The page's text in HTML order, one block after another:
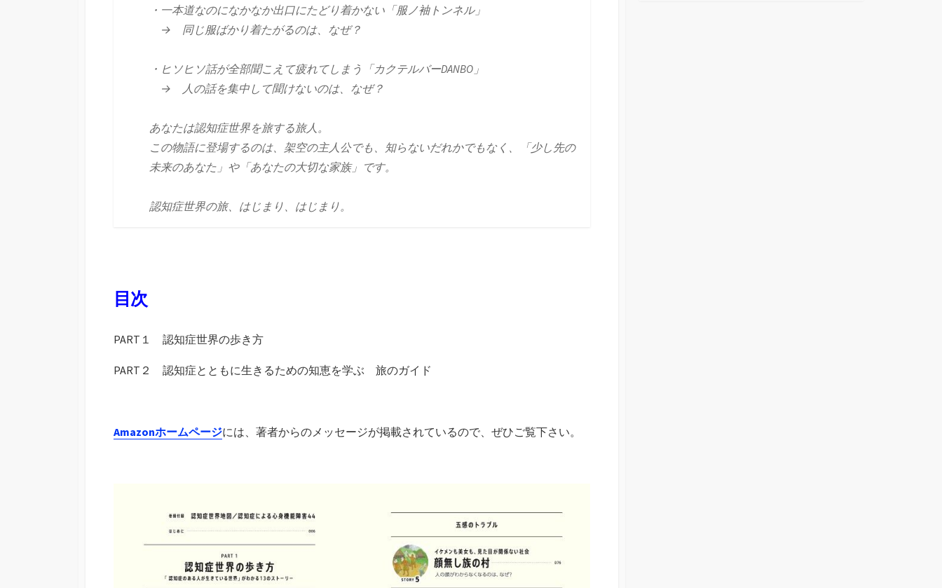
・一本道なのになかなか出口にたどり着かない「服ノ袖トンネル」
→ 同じ服ばかり着たがるのは、なぜ？
・ヒソヒソ話が全部聞こえて疲れてしまう「カクテルバーDANBO」
→ 人の話を集中して聞けないのは、なぜ？
あなたは認知症世界を旅する旅人。
この物語に登場するのは、架空の主人公でも、知らないだれかでもなく、「少し先の
未来のあなた」や「あなたの大切な家族」です。
認知症世界の旅、はじまり、はじまり。
目次
PART１ 認知症世界の歩き方
PART２ 認知症とともに生きるための知恵を学ぶ 旅のガイド
Amazonホームページには、著者からのメッセージが掲載されているので、ぜひご覧下さい。